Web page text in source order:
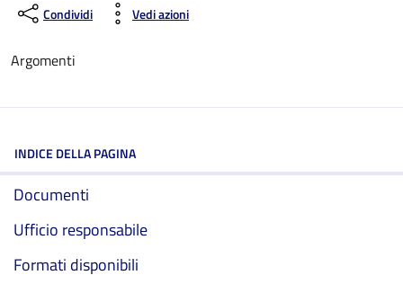
Condividi Vedi azioni
Argomenti
INDICE DELLA PAGINA
Documenti
Ufficio responsabile
Formati disponibili